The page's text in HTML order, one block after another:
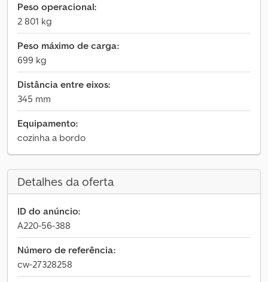
Peso operacional:
2 801 kg
Peso máximo de carga:
699 kg
Distância entre eixos:
345 mm
Equipamento:
cozinha a bordo
Detalhes da oferta
ID do anúncio:
A220-56-388
Número de referência:
cw-27328258